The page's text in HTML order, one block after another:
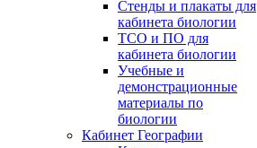
Стенды и плакаты для
кабинета биологии
ТСО и ПО для
кабинета биологии
Учебные и
демонстрационные
материалы по
биологии
Кабинет Географии